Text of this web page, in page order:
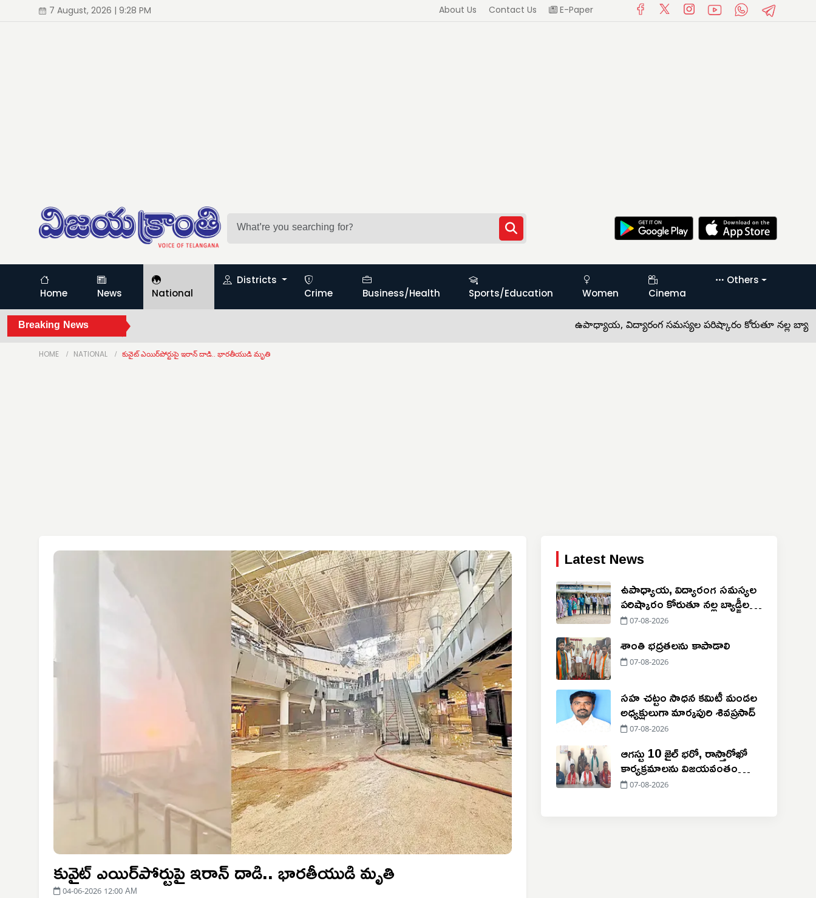
7 August, 2026 | 9:28 PM About Us Contact Us E-Paper
Home News National
Districts
Crime
Business/Health Sports/Education Women Cinema
Others
Breaking News ఉపాధ్యాయ, విద్యారంగ సమస్యల పరిష్కారం కోరుతూ నల్ల బ్యాడ్జీలతో
HOME NATIONAL కువైట్ ఎయిర్‌పోర్టుపై ఇరాన్ దాడి.. భారతీయుడి మృతి
కువైట్ ఎయిర్‌పోర్టుపై ఇరాన్ దాడి.. భారతీయుడి మృతి
04-06-2026 12:00 AM
Latest News
ఉపాధ్యాయ, విద్యారంగ సమస్యల
పరిష్కారం కోరుతూ నల్ల బ్యాడ్జీలతో
నిరసన
07-08-2026
శాంతి భద్రతలను కాపాడాలి
07-08-2026
సహ చట్టం సాధన కమిటీ మండల
అధ్యక్షులుగా మార్కపురి శివప్రసాద్
07-08-2026
ఆగస్టు 10 జైల్ భరో, రాస్తారోఖో
కార్యక్రమాలను విజయవంతం
చేయాలి
07-08-2026